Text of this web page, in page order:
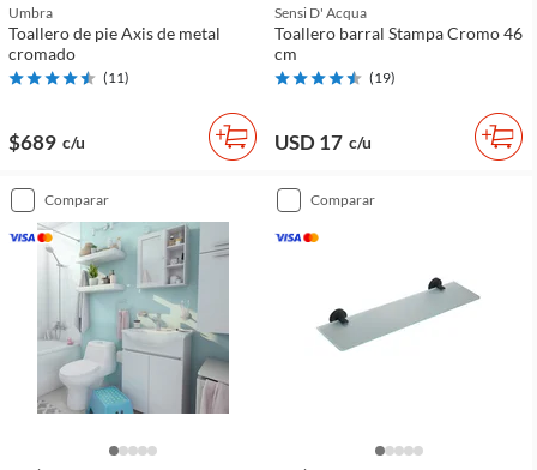
Umbra
Toallero de pie Axis de metal
cromado
(11)
$689 c/u
Sensi D' Acqua
Toallero barral Stampa Cromo 46
cm
(19)
USD 17 c/u
comparar comparar